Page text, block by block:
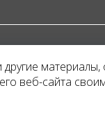
материалы,
веб-сайта